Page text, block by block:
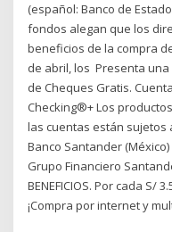
(español: Banco de
fondos alegan que los
beneficios de la compra
de abril, los Presenta
de Cheques Gratis.
Checking®+ Los
las cuentas están sujetos
Banco Santander
Grupo Financiero
BENEFICIOS. Por cada S/
¡Compra por internet y